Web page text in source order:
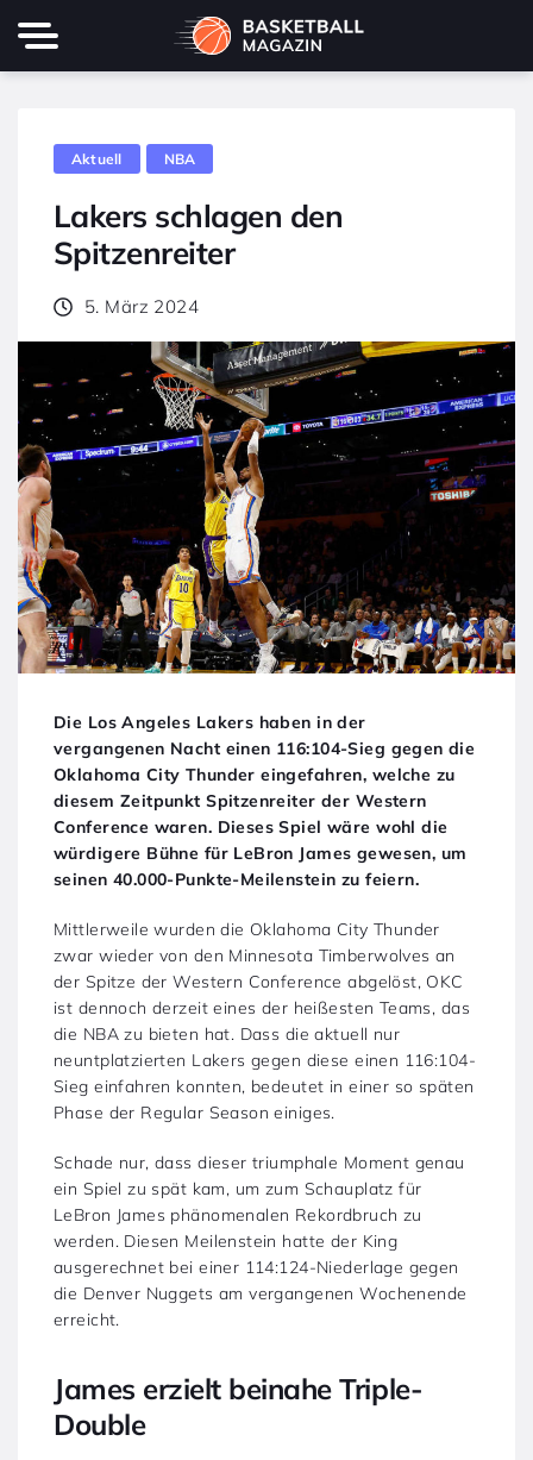
Aktuell NBA
Lakers schlagen den
Spitzenreiter
5. März 2024
Die Los Angeles Lakers haben in der
vergangenen Nacht einen 116:104-Sieg gegen die
Oklahoma City Thunder eingefahren, welche zu
diesem Zeitpunkt Spitzenreiter der Western
Conference waren. Dieses Spiel wäre wohl die
würdigere Bühne für LeBron James gewesen, um
seinen 40.000-Punkte-Meilenstein zu feiern.
Mittlerweile wurden die Oklahoma City Thunder
zwar wieder von den Minnesota Timberwolves an
der Spitze der Western Conference abgelöst, OKC
ist dennoch derzeit eines der heißesten Teams, das
die NBA zu bieten hat. Dass die aktuell nur
neuntplatzierten Lakers gegen diese einen 116:104-
Sieg einfahren konnten, bedeutet in einer so späten
Phase der Regular Season einiges.
Schade nur, dass dieser triumphale Moment genau
ein Spiel zu spät kam, um zum Schauplatz für
LeBron James phänomenalen Rekordbruch zu
werden. Diesen Meilenstein hatte der King
ausgerechnet bei einer 114:124-Niederlage gegen
die Denver Nuggets am vergangenen Wochenende
erreicht.
James erzielt beinahe Triple-
Double